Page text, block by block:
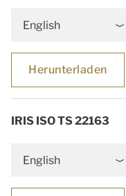
English
Herunterladen
IRIS ISO TS 22163
English